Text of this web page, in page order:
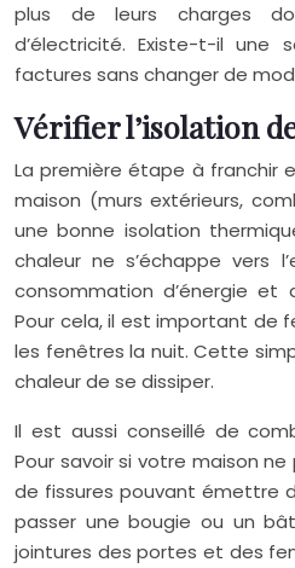
plus de leurs charges
d’électricité. Existe-t-il une
factures sans changer de
Vérifier l’isolation
La première étape à franchir
maison (murs extérieurs,
une bonne isolation
chaleur ne s’échappe vers
consommation d’énergie et
Pour cela, il est important de
les fenêtres la nuit. Cette
chaleur de se dissiper.
Il est aussi conseillé de
Pour savoir si votre maison
de fissures pouvant émettre
passer une bougie ou un
jointures des portes et des